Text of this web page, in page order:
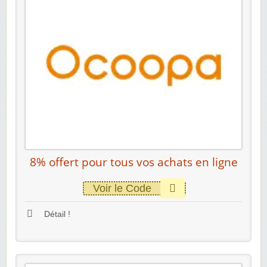
8% offert pour tous vos achats en ligne
Voir le Code
Détail !